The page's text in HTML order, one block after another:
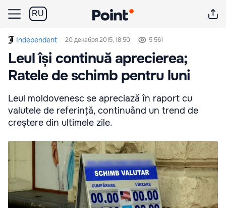
RU
Independent 20 декабря 2015, 18:50 5 561
Leul își continuă aprecierea;
Ratele de schimb pentru luni
Leul moldovenesc se apreciază în raport cu
valutele de referință, continuând un trend de
creștere din ultimele zile.